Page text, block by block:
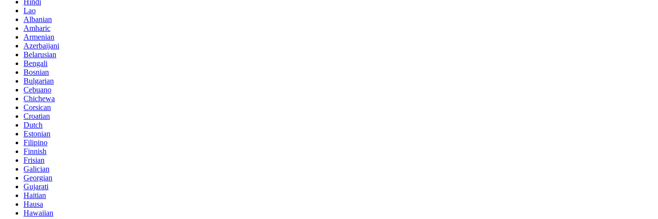
Hindi
Lao
Albanian
Amharic
Armenian
Azerbaijani
Belarusian
Bengali
Bosnian
Bulgarian
Cebuano
Chichewa
Corsican
Croatian
Dutch
Estonian
Filipino
Finnish
Frisian
Galician
Georgian
Gujarati
Haitian
Hausa
Hawaiian